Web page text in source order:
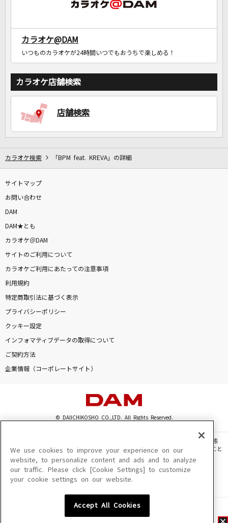
カラオケ@DAM
いつものカラオケが24時間いつでもおうちで楽しめる！
カラオケ店舗検索
店舗検索
カラオケ検索 「BPM feat. KREVA」の詳細
サイトマップ
お問い合わせ
DAM
DAM★とも
カラオケ＠DAM
サイトのご利用について
カラオケご利用にあたっての注意事項
利用規約
特定商取引法に基づく表示
プライバシーポリシー
クッキー設定
インフォマティブデータの取得について
ご契約方法
企業情報（コーポレートサイト）
© DAIICHIKOSHO CO.,LTD. All Rights Reserved.
このサイトに掲載されている一切の文章・画像・写真・動画・音声等を、手段や形態
を問わず、著作権法の定める範囲を超えて無断で複製、転載、ファイル化などすること
を禁じます。
楽曲及びコンテンツは、機種によりご利用いただけない場合があります。
楽曲及びコンテンツの配信日、配信内容が変更になる場合があります。
We use cookies to improve your experience on our
website, to personalize content and ads and to analyze
our traffic. Please click [Cookie Settings] to customize
your cookie settings on our website.
Accept All Cookies